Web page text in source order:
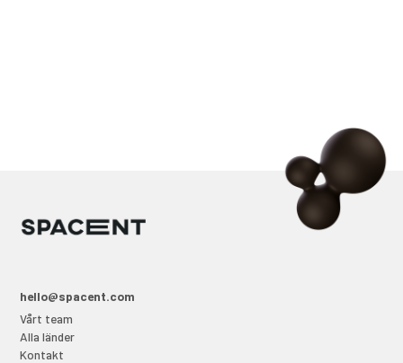
hello@spacent.com
Vårt team
Alla länder
Kontakt